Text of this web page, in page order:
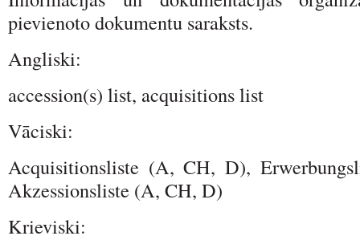
pievienoto dokumentu saraksts.
Angliski:
accession(s) list, acquisitions list
Vāciski:
Acquisitionsliste (A, CH, D),
Akzessionsliste (A, CH, D)
Krieviski: